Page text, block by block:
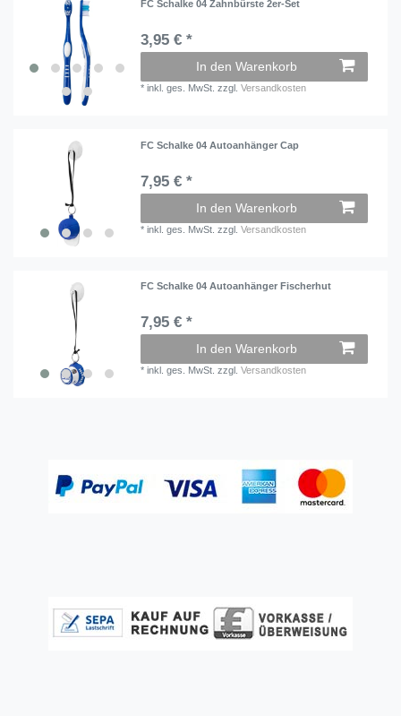
FC Schalke 04 Zahnbürste 2er-Set
3,95 € *
In den Warenkorb
*inkl. ges. MwSt. zzgl.Versandkosten
FC Schalke 04 Autoanhänger Cap
7,95 € *
In den Warenkorb
*inkl. ges. MwSt. zzgl.Versandkosten
FC Schalke 04 Autoanhänger Fischerhut
7,95 € *
In den Warenkorb
*inkl. ges. MwSt. zzgl.Versandkosten